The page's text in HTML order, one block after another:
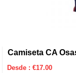
Camiseta CA
Desde :€17.00